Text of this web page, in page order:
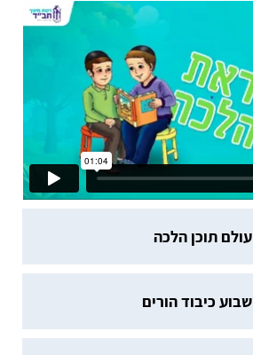
עולם תוכן הלכה
שבוע כיבוד הורים